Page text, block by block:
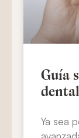
Guía
Ya sea